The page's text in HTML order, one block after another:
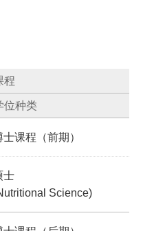
程
位种类
士课程（前期）
士
Science)